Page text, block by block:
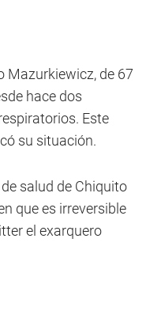
Mazurkiewicz, de 67
hace dos
Este
su situación.
salud de Chiquito
que es irreversible
el exarquero